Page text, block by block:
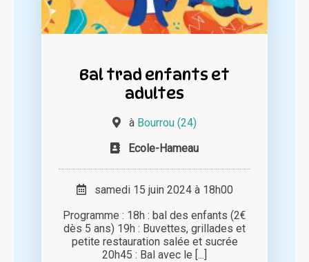
Bal trad enfants et
adultes
à Bourrou (24)
Ecole-Hameau
samedi 15 juin 2024 à 18h00
Programme : 18h : bal des enfants (2€
dès 5 ans) 19h : Buvettes, grillades et
petite restauration salée et sucrée
20h45 : Bal avec le [...]